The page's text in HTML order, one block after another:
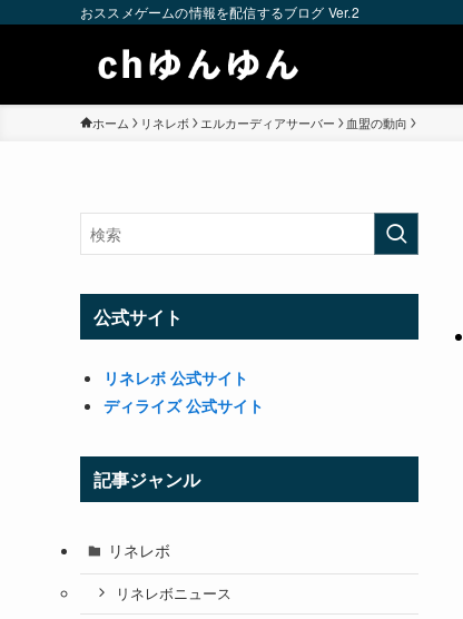
おススメゲームの情報を配信するブログ Ver.2
ホーム リネレボ エルカーディアサーバー 血盟の動向
公式サイト
リネレボ 公式サイト
ディライズ 公式サイト
記事ジャンル
リネレボ
リネレボニュース